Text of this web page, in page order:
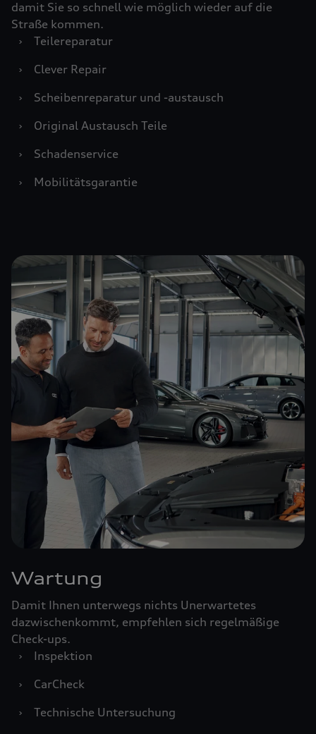
damit Sie so schnell wie möglich wieder auf die
Straße kommen.
›
Teilereparatur
›
Clever Repair
›
Scheibenreparatur und -austausch
›
Original Austausch Teile
›
Schadenservice
›
Mobilitätsgarantie
Wartung
Damit Ihnen unterwegs nichts Unerwartetes
dazwischenkommt, empfehlen sich regelmäßige
Check-ups.
›
Inspektion
›
CarCheck
›
Technische Untersuchung